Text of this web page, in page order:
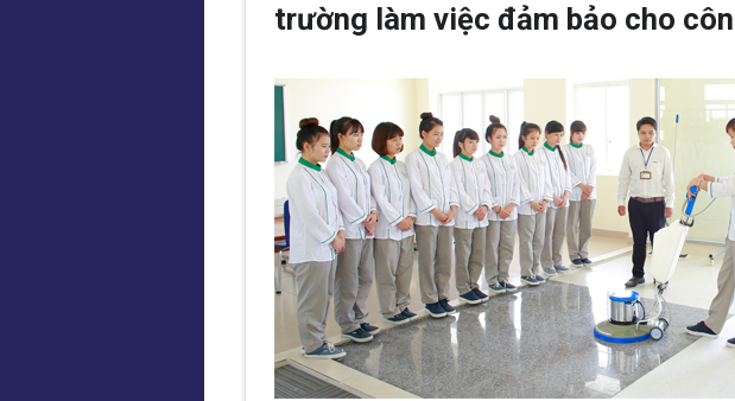
trường làm việc đảm bảo cho